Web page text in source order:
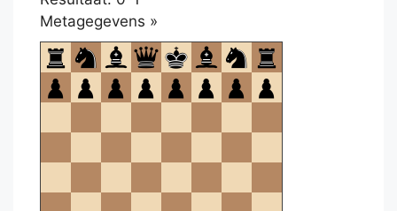
Metagegevens »
om
te
openen.